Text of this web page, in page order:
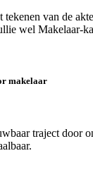
van de
wel Makelaar-
makelaar
traject door